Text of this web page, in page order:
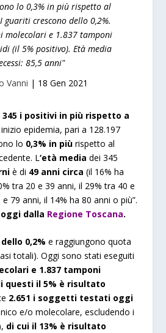
lo 0,3% in più rispetto al
crescono dello 0,2%.
molecolari e 1.837 tamponi
(il 5% positivo). Età media
85,5 anni"
Vanni | 18 Gen 2021
345 i positivi in più rispetto a
epidemia, pari a 128.197
lo 0,3% in più rispetto al
L‘età media dei 345
è di 49 anni circa (il 16% ha
tra 20 e 39 anni, il 29% tra 40 e
79 anni, il 14% ha 80 anni o più”.
dalla Regione Toscana.
0,2% e raggiungono quota
totali). Oggi sono stati eseguiti
e 1.837 tamponi
questi il 5% è risultato
2.651 i soggetti testati oggi
e/o molecolare, escludendo i
di cui il 13% è risultato